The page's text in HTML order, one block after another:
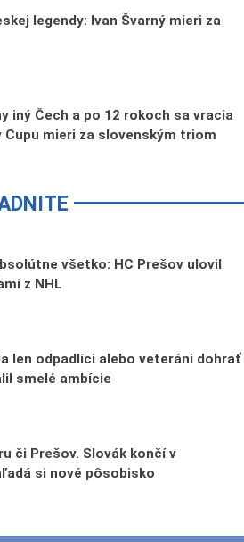
legendy: Ivan Švarný mieri za
iný Čech a po 12 rokoch sa vracia
Cupu mieri za slovenským triom
všetko: HC Prešov ulovil
z NHL
len odpadlíci alebo veteráni dohrať
smelé ambície
či Prešov. Slovák končí v
si nové pôsobisko